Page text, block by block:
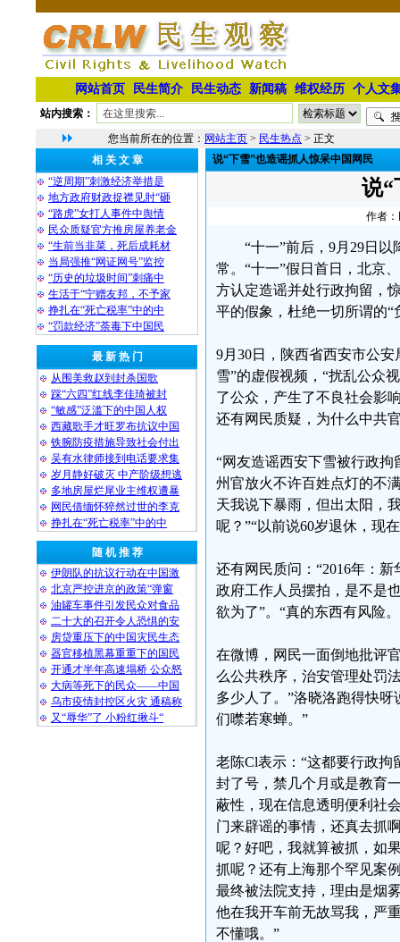
网站首页 民生简介 民生动态 新闻稿 维权经历 个人文
站内搜索：
您当前所在的位置： 网站主页 > 民生热点 > 正文
相 关 文 章
“逆周期”刺激经济举措是
地方政府财政捉襟见肘“砸
“路虎”女打人事件中舆情
民众质疑官方推房屋养老金
“生前当韭菜，死后成耗材
当局强推“网证网号”监控
“历史的垃圾时间”刺痛中
生活于“宁赠友邦，不予家
挣扎在“死亡税率”中的中
“罚款经济”荼毒下中国民
最 新 热 门
从围美救赵到封杀国歌
踩“六四”红线李佳琦被封
“敏感”泛滥下的中国人权
西藏歌手才旺罗布抗议中国
铁腕防疫措施导致社会付出
吴有水律师接到电话要求集
岁月静好破灭 中产阶级想逃
多地房屋烂尾业主维权遭暴
网民借缅怀猝然过世的李克
挣扎在“死亡税率”中的中
随 机 推 荐
伊朗队的抗议行动在中国激
北京严控进京的政策“弹窗
油罐车事件引发民众对食品
二十大的召开令人恐惧的安
房贷重压下的中国灾民生态
器官移植黑幕重重下的国民
开通才半年高速塌桥 公众怒
大病等死下的民众——中国
乌市疫情封控区火灾 通稿称
又“辱华”了 小粉红揪斗“
说“下雪”也造谣抓人惊呆中国网民
说“
作者：
“十一”前后，9月29日
常。“十一”假日首日，北京
方认定造谣并处行政拘留，
平的假象，杜绝一切所谓的“
9月30日，陕西省西安市公
雪”的虚假视频，“扰乱公众
了公众，产生了不良社会影
还有网民质疑，为什么中共
“网友造谣西安下雪被行政
州官放火不许百姓点灯的不
天我说下暴雨，但出太阳，
呢？”“以前说60岁退休，现
还有网民质问：“2016年：
政府工作人员摆拍，是不是
欲为了”。“真的东西有风险
在微博，网民一面倒地批评
么公共秩序，治安管理处罚
多少人了。”洛晓洛跑得快
们噤若寒蝉。”
老陈Cl表示：“这都要行政
封了号，禁几个月或是教育
蔽性，现在信息透明便利社
门来辟谣的事情，还真去抓
呢？好吧，我就算被抓，如
抓呢？还有上海那个罕见案
最终被法院支持，理由是烟
他在我开车前无故骂我，严
不懂哦。”